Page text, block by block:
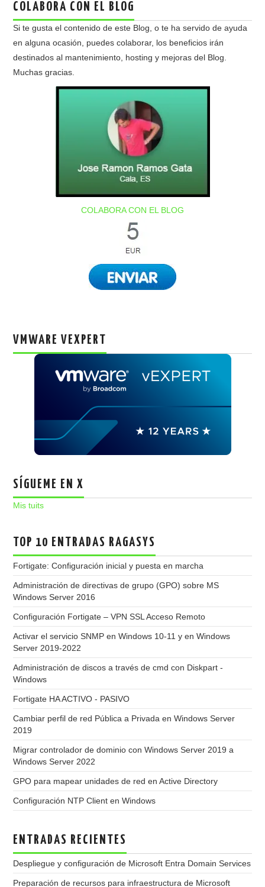
COLABORA CON EL BLOG
Si te gusta el contenido de este Blog, o te ha servido de ayuda
en alguna ocasión, puedes colaborar, los beneficios irán
destinados al mantenimiento, hosting y mejoras del Blog.
Muchas gracias.
COLABORA CON EL BLOG
VMWARE VEXPERT
SÍGUEME EN X
Mis tuits
TOP 10 ENTRADAS RAGASYS
Fortigate: Configuración inicial y puesta en marcha
Administración de directivas de grupo (GPO) sobre MS
Windows Server 2016
Configuración Fortigate – VPN SSL Acceso Remoto
Activar el servicio SNMP en Windows 10-11 y en Windows
Server 2019-2022
Administración de discos a través de cmd con Diskpart -
Windows
Fortigate HA ACTIVO - PASIVO
Cambiar perfil de red Pública a Privada en Windows Server
2019
Migrar controlador de dominio con Windows Server 2019 a
Windows Server 2022
GPO para mapear unidades de red en Active Directory
Configuración NTP Client en Windows
ENTRADAS RECIENTES
Despliegue y configuración de Microsoft Entra Domain Services
Preparación de recursos para infraestructura de Microsoft